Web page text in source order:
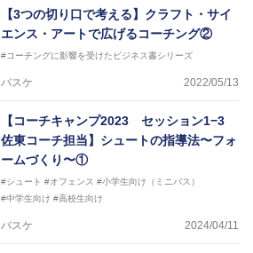
【3つの切り口で考える】クラフト・サイ
エンス・アートで広げるコーチング②
#コーチングに影響を受けたビジネス書シリーズ
バスケ 2022/05/13
【コーチキャンプ2023 セッション1−3
佐東コーチ担当】シュートの指導法〜フォ
ームづくり〜①
#シュート #オフェンス #小学生向け（ミニバス）
#中学生向け #高校生向け
バスケ 2024/04/11